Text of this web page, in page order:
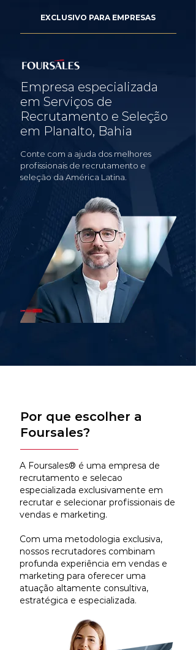
EXCLUSIVO PARA EMPRESAS
Empresa especializada
em Serviços de
Recrutamento e Seleção
em Planalto, Bahia
Conte com a ajuda dos melhores
profissionais de recrutamento e
seleção da América Latina.
Por que escolher a
Foursales?
A Foursales® é uma empresa de
recrutamento e selecao
especializada exclusivamente em
recrutar e selecionar profissionais de
vendas e marketing.
Com uma metodologia exclusiva,
nossos recrutadores combinam
profunda experiência em vendas e
marketing para oferecer uma
atuação altamente consultiva,
estratégica e especializada.